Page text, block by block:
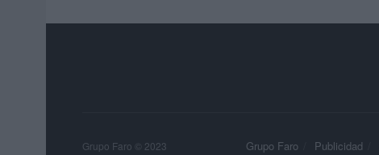
Grupo Faro Publicidad
Grupo Faro © 2023